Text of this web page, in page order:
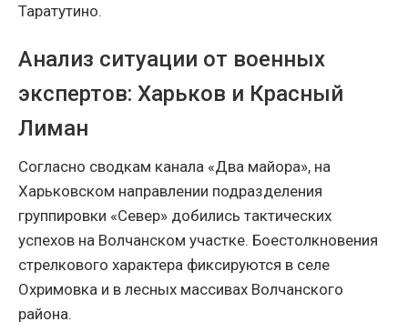
Таратутино.
Анализ ситуации от военных
экспертов: Харьков и Красный
Лиман
Согласно сводкам канала «Два майора», на
Харьковском направлении подразделения
группировки «Север» добились тактических
успехов на Волчанском участке. Боестолкновения
стрелкового характера фиксируются в селе
Охримовка и в лесных массивах Волчанского
района.